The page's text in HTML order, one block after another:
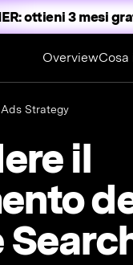
ottieni 3 mesi
OverviewCosa
Strategy
il